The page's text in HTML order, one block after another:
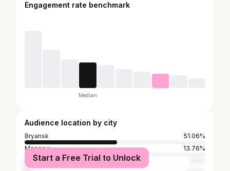
Engagement rate benchmark
Median
Audience location by city
Bryansk
51.06%
Moscow
13.76%
Saint Petersburg
Start a Free Trial to Unlock